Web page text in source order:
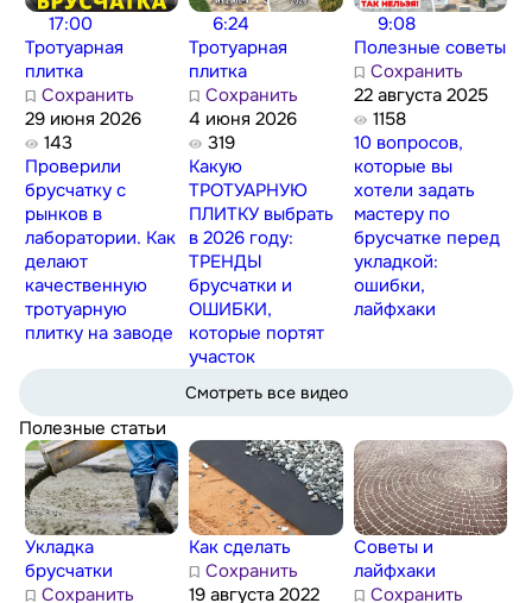
17:00
Тротуарная
плитка
Сохранить
29 июня 2026
143
Проверили
брусчатку с
рынков в
лаборатории. Как
делают
качественную
тротуарную
плитку на заводе
6:24
Тротуарная
плитка
Сохранить
4 июня 2026
319
Какую
ТРОТУАРНУЮ
ПЛИТКУ выбрать
в 2026 году:
ТРЕНДЫ
брусчатки и
ОШИБКИ,
которые портят
участок
9:08
Полезные советы
Сохранить
22 августа 2025
1158
10 вопросов,
которые вы
хотели задать
мастеру по
брусчатке перед
укладкой:
ошибки,
лайфхаки
Смотреть все видео
Полезные статьи
Укладка
брусчатки
Сохранить
Как сделать
Сохранить
19 августа 2022
Советы и
лайфхаки
Сохранить